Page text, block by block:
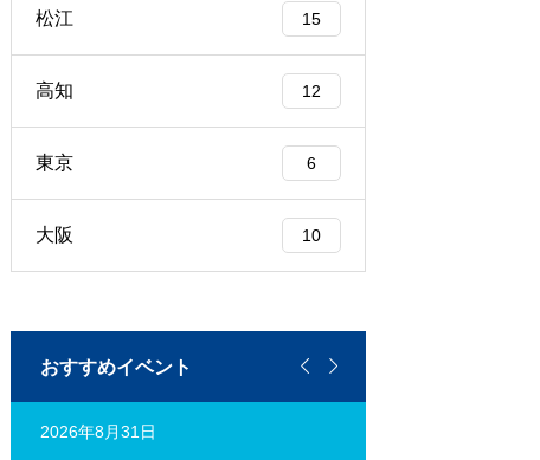
松江 15
高知 12
東京 6
大阪 10
おすすめイベント  
2026年8月31日